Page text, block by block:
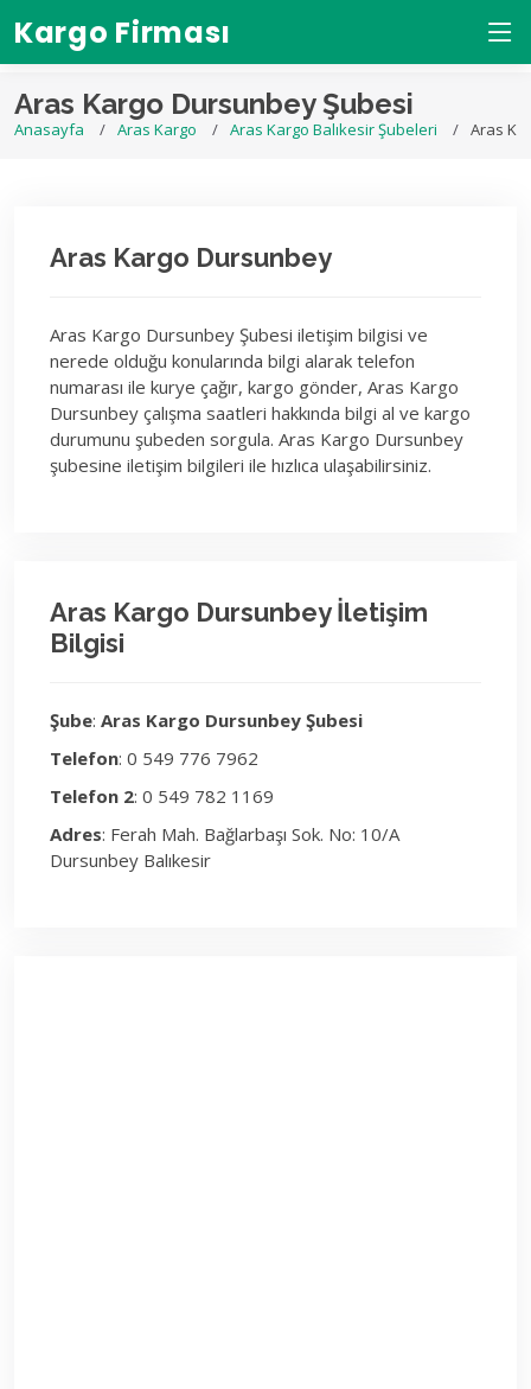
Kargo Firması
Aras Kargo Dursunbey Şubesi
Anasayfa Aras Kargo Aras Kargo Balıkesir Şubeleri Aras
Aras Kargo Dursunbey
Aras Kargo Dursunbey Şubesi iletişim bilgisi ve
nerede olduğu konularında bilgi alarak telefon
numarası ile kurye çağır, kargo gönder, Aras Kargo
Dursunbey çalışma saatleri hakkında bilgi al ve kargo
durumunu şubeden sorgula. Aras Kargo Dursunbey
şubesine iletişim bilgileri ile hızlıca ulaşabilirsiniz.
Aras Kargo Dursunbey İletişim
Bilgisi
Şube: Aras Kargo Dursunbey Şubesi
Telefon: 0 549 776 7962
Telefon 2: 0 549 782 1169
Adres: Ferah Mah. Bağlarbaşı Sok. No: 10/A
Dursunbey Balıkesir